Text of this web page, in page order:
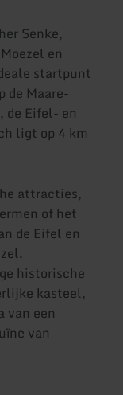
Senke,
en
startpunt
de Maare-
de Eifel- en
ligt op 4 km
attracties,
of het
de Eifel en
historische
kasteel,
van een
van